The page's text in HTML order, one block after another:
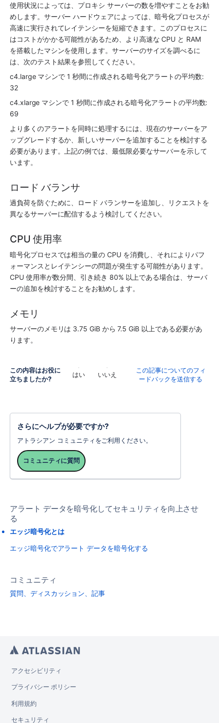
使用状況によっては、プロキシ サーバーの数を増やすことをお勧
めします。サーバー ハードウェアによっては、暗号化プロセスが
高速に実行されてレイテンシーを短縮できます。このプロセスに
はコストがかかる可能性があるため、より高速な CPU と RAM
を搭載したマシンを使用します。サーバーのサイズを調べるに
は、次のテスト結果を参照してください。
c4.large マシンで 1 秒間に作成される暗号化アラートの平均数:
32
c4.xlarge マシンで 1 秒間に作成される暗号化アラートの平均数:
69
より多くのアラートを同時に処理するには、現在のサーバーをア
ップグレードするか、新しいサーバーを追加することを検討する
必要があります。上記の例では、最低限必要なサーバーを示して
います。
ロード バランサ
過負荷を防ぐために、ロード バランサーを追加し、リクエストを
異なるサーバーに配信するよう検討してください。
CPU 使用率
暗号化プロセスでは相当の量の CPU を消費し、それによりパフ
ォーマンスとレイテンシーの問題が発生する可能性があります。
CPU 使用率が数分間、引き続き 80% 以上である場合は、サーバ
ーの追加を検討することをお勧めします。
メモリ
サーバーのメモリは 3.75 GiB から 7.5 GiB 以上である必要があ
ります。
この内容はお役に
立ちましたか?
はい いいえ
この記事についてのフィ
ードバックを送信する
さらにヘルプが必要ですか?
アトラシアン コミュニティをご利用ください。
コミュニティに質問
アラート データを暗号化してセキュリティを向上させ
る
エッジ暗号化とは
エッジ暗号化でアラート データを暗号化する
コミュニティ
質問、ディスカッション、記事
アクセシビリティ
プライバシー ポリシー
利用規約
セキュリティ